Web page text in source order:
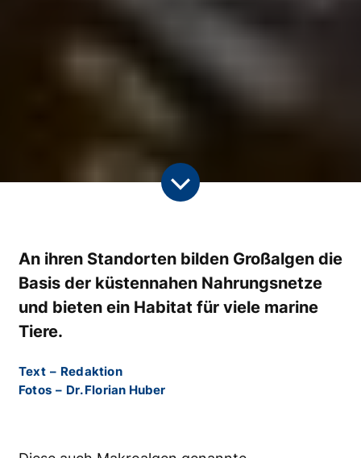
An ihren Standorten bilden Großalgen die
Basis der küstennahen Nahrungsnetze
und bieten ein Habitat für viele marine
Tiere.
Text – Redaktion
Fotos – Dr. Florian Huber